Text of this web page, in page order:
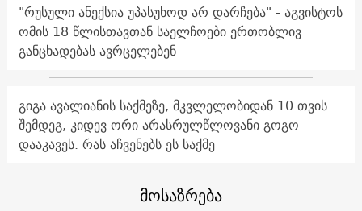
"რუსული ანექსია უპასუხოდ არ დარჩება" - აგვისტოს
ომის 18 წლისთავთან საელჩოები ერთობლივ
განცხადებას ავრცელებენ
გიგა ავალიანის საქმეზე, მკვლელობიდან 10 თვის
შემდეგ, კიდევ ორი არასრულწლოვანი გოგო
დააკავეს. რას აჩვენებს ეს საქმე
მოსაზრება